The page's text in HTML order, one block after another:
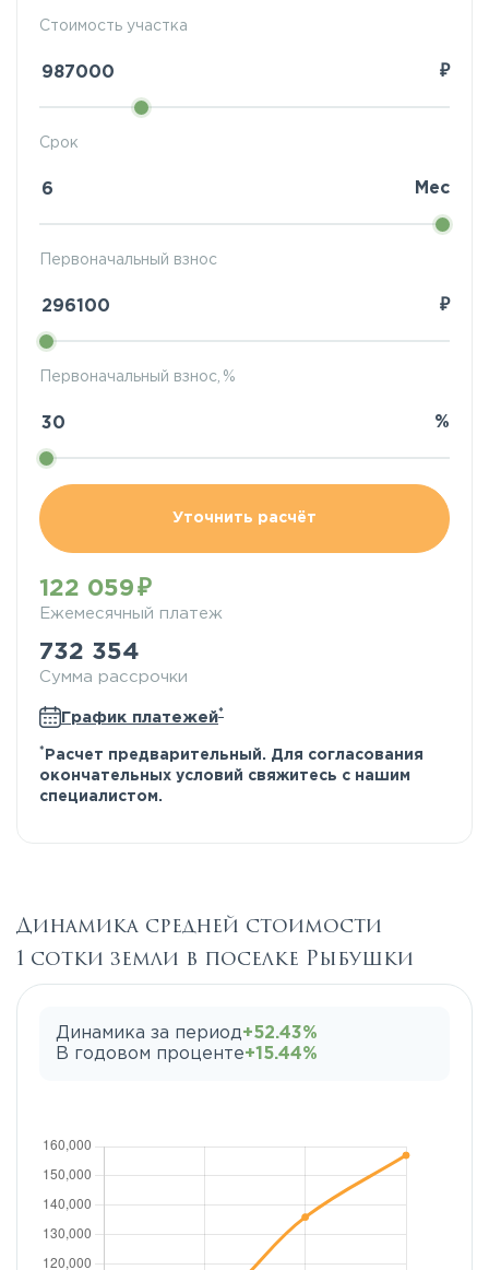
Стоимость участка
₽
Первоначальный взнос
₽
Срок
Мес
Первоначальный взнос, %
%
Уточнить расчёт
122 059
Ежемесячный платеж
732 354
Сумма рассрочки
График платежей*
* Расчет предварительный. Для согласования
окончательных условий свяжитесь с нашим
специалистом.
Динамика средней стоимости
1 сотки земли в поселке Рыбушки
Динамика за период+52.43%
В годовом проценте+15.44%